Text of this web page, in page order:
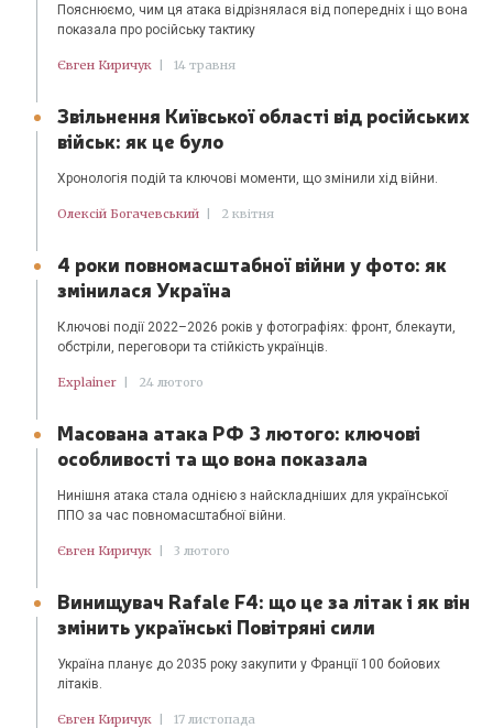
Пояснюємо, чим ця атака відрізнялася від попередніх і що вона
показала про російську тактику
Євген Киричук | 14 травня
Звільнення Київської області від російських
військ: як це було
Хронологія подій та ключові моменти, що змінили хід війни.
Олексій Богачевський | 2 квітня
4 роки повномасштабної війни у фото: як
змінилася Україна
Ключові події 2022–2026 років у фотографіях: фронт, блекаути,
обстріли, переговори та стійкість українців.
Explainer | 24 лютого
Масована атака РФ 3 лютого: ключові
особливості та що вона показала
Нинішня атака стала однією з найскладніших для української
ППО за час повномасштабної війни.
Євген Киричук | 3 лютого
Винищувач Rafale F4: що це за літак і як він
змінить українські Повітряні сили
Україна планує до 2035 року закупити у Франції 100 бойових
літаків.
Євген Киричук | 17 листопада